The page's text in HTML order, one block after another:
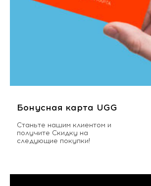
Бонусная карта UGG
Станьте нашим клиентом и
получите Скидку на
следующие покупки!